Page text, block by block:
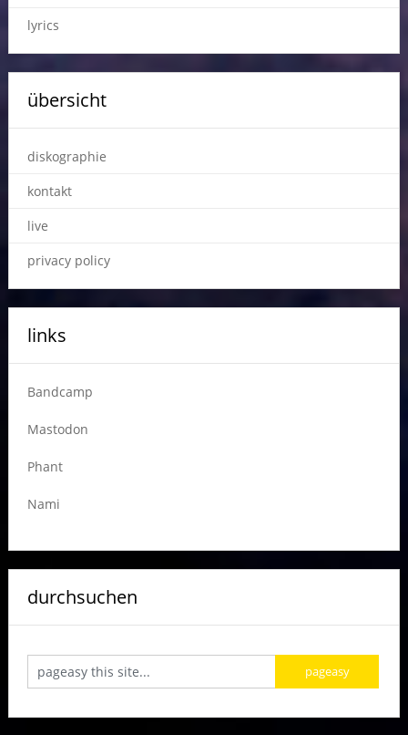
lyrics
übersicht
diskographie
kontakt
live
privacy policy
links
Bandcamp
Mastodon
Phant
Nami
durchsuchen